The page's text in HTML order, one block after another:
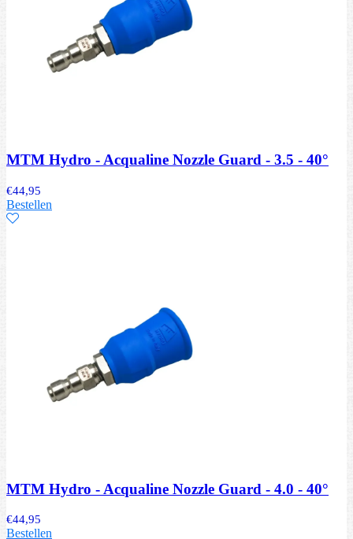
MTM Hydro - Acqualine Nozzle Guard - 3.5 - 40°
€44,95
Bestellen
MTM Hydro - Acqualine Nozzle Guard - 4.0 - 40°
€44,95
Bestellen